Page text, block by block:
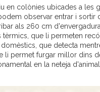
en colònies ubicades a les
observar entrar i
als 260 cm
que li permeten
que detecta
li permet furgar millor dins
en la neteja